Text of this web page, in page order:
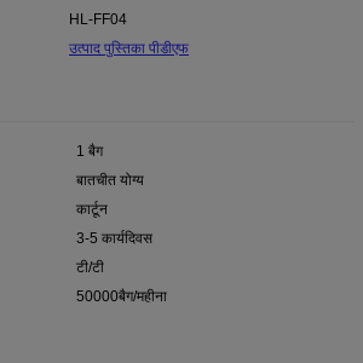
HL-FF04
उत्पाद पुस्तिका पीडीएफ
1 बैग
बातचीत योग्य
कार्टून
3-5 कार्यदिवस
टी/टी
50000बैग/महीना